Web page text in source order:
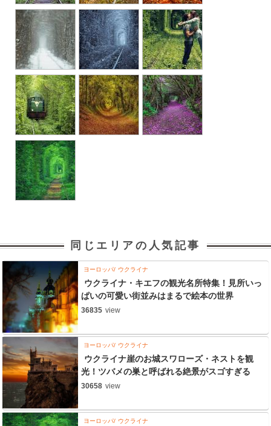
同じエリアの人気記事
ヨーロッパ ウクライナ
ウクライナ・キエフの観光名所特集！見所いっ
ぱいの可愛い街並みはまるで絵本の世界
36835 view
ヨーロッパ ウクライナ
ウクライナ崖のお城スワローズ・ネストを観
光！ツバメの巣と呼ばれる絶景がスゴすぎる
30658 view
ヨーロッパ ウクライナ